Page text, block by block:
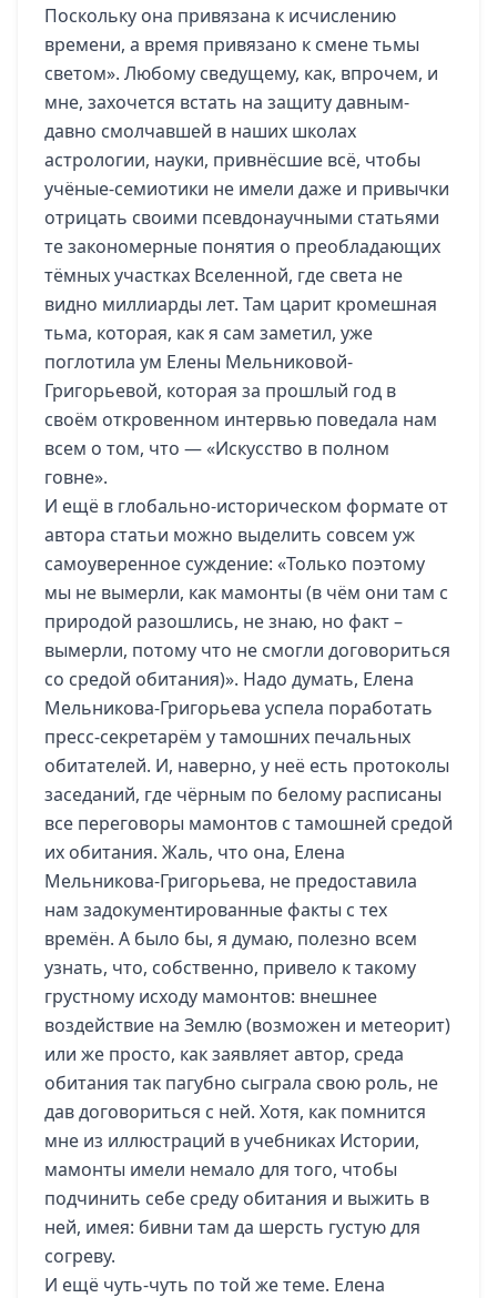
Поскольку она привязана к исчислению
времени, а время привязано к смене тьмы
светом». Любому сведущему, как, впрочем, и
мне, захочется встать на защиту давным-
давно смолчавшей в наших школах
астрологии, науки, привнёсшие всё, чтобы
учёные-семиотики не имели даже и привычки
отрицать своими псевдонаучными статьями
те закономерные понятия о преобладающих
тёмных участках Вселенной, где света не
видно миллиарды лет. Там царит кромешная
тьма, которая, как я сам заметил, уже
поглотила ум Елены Мельниковой-
Григорьевой, которая за прошлый год в
своём откровенном интервью поведала нам
всем о том, что — «Искусство в полном
говне».
И ещё в глобально-историческом формате от
автора статьи можно выделить совсем уж
самоуверенное суждение: «Только поэтому
мы не вымерли, как мамонты (в чём они там с
природой разошлись, не знаю, но факт –
вымерли, потому что не смогли договориться
со средой обитания)». Надо думать, Елена
Мельникова-Григорьева успела поработать
пресс-секретарём у тамошних печальных
обитателей. И, наверно, у неё есть протоколы
заседаний, где чёрным по белому расписаны
все переговоры мамонтов с тамошней средой
их обитания. Жаль, что она, Елена
Мельникова-Григорьева, не предоставила
нам задокументированные факты с тех
времён. А было бы, я думаю, полезно всем
узнать, что, собственно, привело к такому
грустному исходу мамонтов: внешнее
воздействие на Землю (возможен и метеорит)
или же просто, как заявляет автор, среда
обитания так пагубно сыграла свою роль, не
дав договориться с ней. Хотя, как помнится
мне из иллюстраций в учебниках Истории,
мамонты имели немало для того, чтобы
подчинить себе среду обитания и выжить в
ней, имея: бивни там да шерсть густую для
согреву.
И ещё чуть-чуть по той же теме. Елена